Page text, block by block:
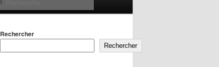
Rechercher
Rechercher